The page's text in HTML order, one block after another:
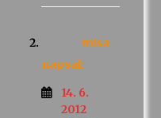
misa
napsal:
14. 6.
2012